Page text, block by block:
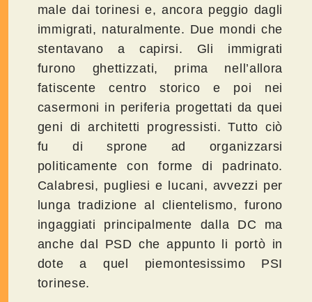
male dai torinesi e, ancora peggio dagli
immigrati, naturalmente. Due mondi che
stentavano a capirsi. Gli immigrati
furono ghettizzati, prima nell’allora
fatiscente centro storico e poi nei
casermoni in periferia progettati da quei
geni di architetti progressisti. Tutto ciò
fu di sprone ad organizzarsi
politicamente con forme di padrinato.
Calabresi, pugliesi e lucani, avvezzi per
lunga tradizione al clientelismo, furono
ingaggiati principalmente dalla DC ma
anche dal PSD che appunto li portò in
dote a quel piemontesissimo PSI
torinese.